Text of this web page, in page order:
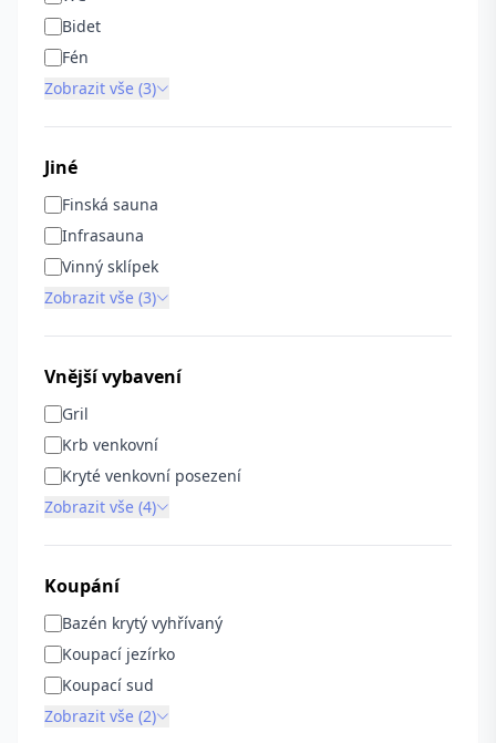
Bidet
Fén
Zobrazit vše (3)
Jiné
Finská sauna
Infrasauna
Vinný sklípek
Zobrazit vše (3)
Vnější vybavení
Gril
Krb venkovní
Kryté venkovní posezení
Zobrazit vše (4)
Koupání
Bazén krytý vyhřívaný
Koupací jezírko
Koupací sud
Zobrazit vše (2)